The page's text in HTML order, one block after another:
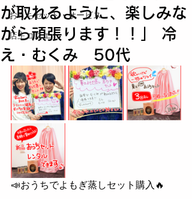
おうちセット・サービス
店主コズエ
が取れるように、楽しみな
がら頑張ります！！」 冷
え・むくみ 50代
📣おうちでよもぎ蒸しセット購入🔥